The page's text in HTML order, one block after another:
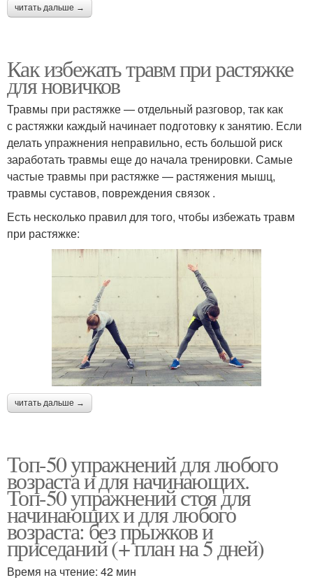
читать дальше →
Как избежать травм при растяжке
для новичков
Травмы при растяжке — отдельный разговор, так как
с растяжки каждый начинает подготовку к занятию. Если
делать упражнения неправильно, есть большой риск
заработать травмы еще до начала тренировки. Самые
частые травмы при растяжке — растяжения мышц,
травмы суставов, повреждения связок .
Есть несколько правил для того, чтобы избежать травм
при растяжке:
читать дальше →
Топ-50 упражнений для любого
возраста и для начинающих.
Топ-50 упражнений стоя для
начинающих и для любого
возраста: без прыжков и
приседаний (+ план на 5 дней)
Время на чтение: 42 мин